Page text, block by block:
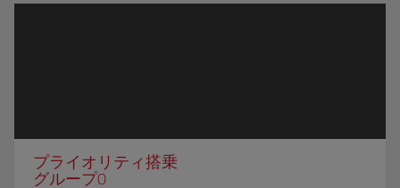
プライオリティ搭乗
グループ0